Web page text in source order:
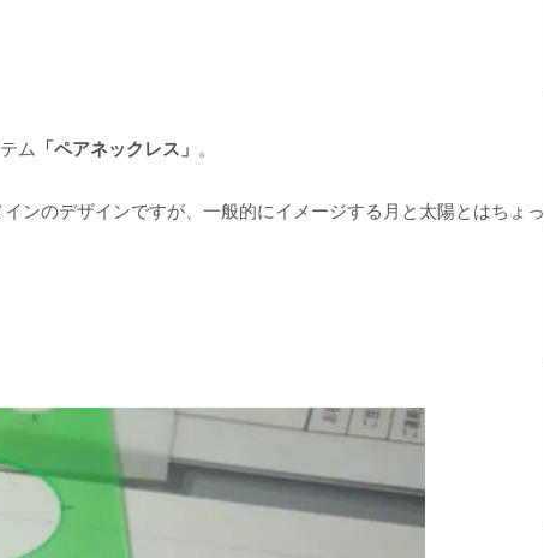
ム 「ペアネックレス」 。
インのデザインですが、一般的にイメージする月と太陽とはちょっ